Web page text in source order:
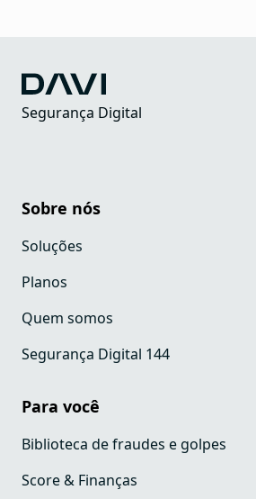
Segurança Digital
Sobre nós
Soluções
Planos
Quem somos
Segurança Digital 144
Para você
Biblioteca de fraudes e golpes
Score & Finanças